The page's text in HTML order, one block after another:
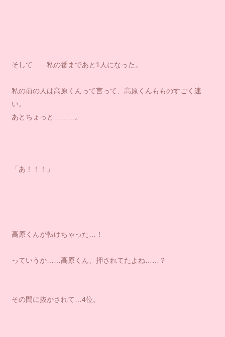
そして……私の番まであと1人になった。
私の前の人は高原くんって言って、高原くんもものすごく速
い。
あとちょっと………。
「あ！！！」
高原くんが転けちゃった…！
っていうか……高原くん、押されてたよね……？
その間に抜かされて…4位。